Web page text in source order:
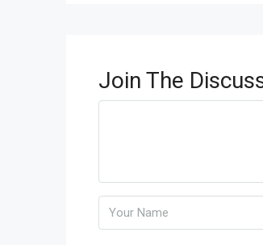
Join The